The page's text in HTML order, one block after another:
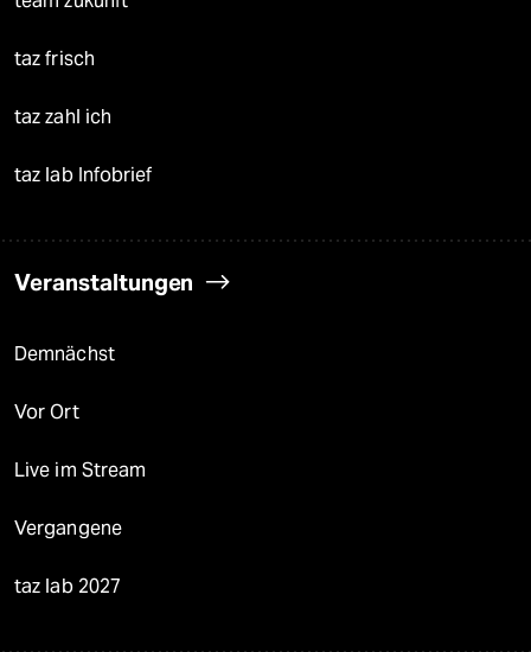
taz frisch
taz zahl ich
taz lab Infobrief
Veranstaltungen
Demnächst
Vor Ort
Live im Stream
Vergangene
taz lab 2027